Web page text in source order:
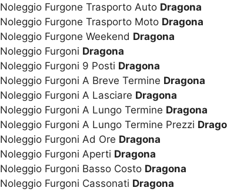
Noleggio Furgone Trasporto Auto Dragona
Noleggio Furgone Trasporto Moto Dragona
Noleggio Furgone Weekend Dragona
Noleggio Furgoni Dragona
Noleggio Furgoni 9 Posti Dragona
Noleggio Furgoni A Breve Termine Dragona
Noleggio Furgoni A Lasciare Dragona
Noleggio Furgoni A Lungo Termine Dragona
Noleggio Furgoni A Lungo Termine Prezzi
Noleggio Furgoni Ad Ore Dragona
Noleggio Furgoni Aperti Dragona
Noleggio Furgoni Basso Costo Dragona
Noleggio Furgoni Cassonati Dragona